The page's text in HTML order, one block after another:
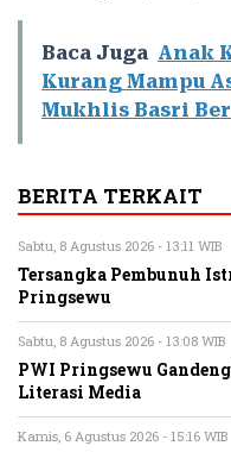
Baca Juga Anak
Kurang Mampu
Mukhlis Basri
BERITA TERKAIT
Sabtu, 8 Agustus 2026 - 13:11 WIB
Tersangka Pembunuh
Pringsewu
Sabtu, 8 Agustus 2026 - 13:08 WIB
PWI Pringsewu
Literasi Media
Kamis, 6 Agustus 2026 - 15:16 WIB